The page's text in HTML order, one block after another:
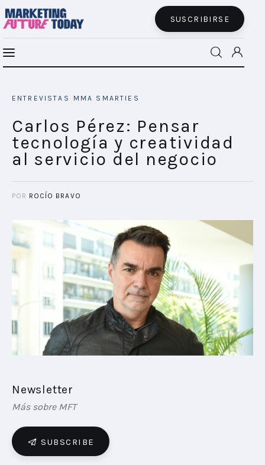
SUSCRIBIRSE
INSIGHTS
CONECTADES
PODCAST
PLAYBOOKS
NOVEDADES DE LOS MIEMBROS
ENTREVISTAS MMA SMARTIES
Carlos Pérez: Pensar
tecnología y creatividad
al servicio del negocio
POR ROCÍO BRAVO
Newsletter
Más sobre MFT
SUBSCRIBE